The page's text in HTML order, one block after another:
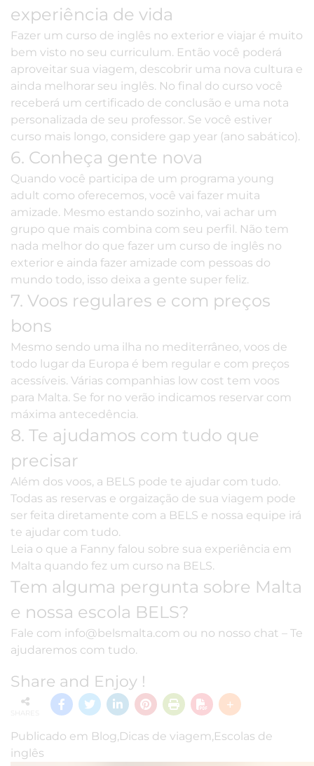
experiência de vida
Fazer um curso de inglês no exterior e viajar é muito
bem visto no seu curriculum. Então você poderá
aproveitar sua viagem, descobrir uma nova cultura e
ainda melhorar seu inglês. No final do curso você
receberá um certificado de conclusão e uma nota
personalizada de seu professor. Se você estiver
curso mais longo, considere gap year (ano sabático).
6. Conheça gente nova
Quando você participa de um programa young
adult como oferecemos, você vai fazer muita
amizade. Mesmo estando sozinho, vai achar um
grupo que mais combina com seu perfil. Não tem
nada melhor do que fazer um curso de inglês no
exterior e ainda fazer amizade com pessoas do
mundo todo, isso deixa a gente super feliz.
7. Voos regulares e com preços
bons
Mesmo sendo uma ilha no mediterrâneo, voos de
todo lugar da Europa é bem regular e com preços
acessíveis. Várias companhias low cost tem voos
para Malta. Se for no verão indicamos reservar com
máxima antecedência.
8. Te ajudamos com tudo que
precisar
Além dos voos, a BELS pode te ajudar com tudo.
Todas as reservas e orgaização de sua viagem pode
ser feita diretamente com a BELS e nossa equipe irá
te ajudar com tudo.
Leia o que a Fanny falou sobre sua experiência em
Malta quando fez um curso na BELS.
Tem alguma pergunta sobre Malta
e nossa escola BELS?
Fale com info@belsmalta.com ou no nosso chat – Te
ajudaremos com tudo.
Share and Enjoy !
Publicado em Blog,Dicas de viagem,Escolas de
inglês